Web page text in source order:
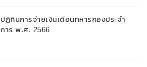
ปฏิทินการจ่ายเงินเดือนทหารกองประจำ
การ พ.ศ. 2566